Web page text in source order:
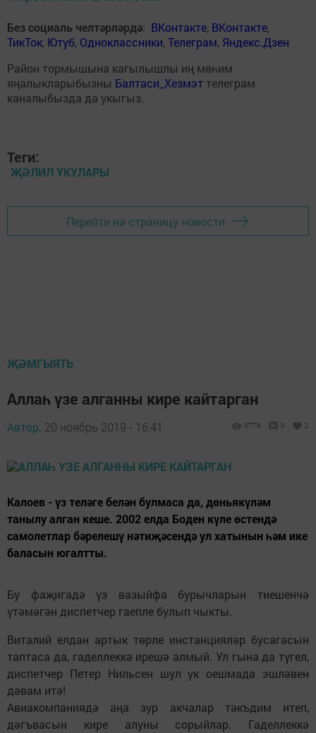
Без социаль челтәрләрдә: ВКонтакте, ВКонтакте,
ТикТок, Ютуб, Одноклассники,Телеграм, Яндекс.Дзен
Район тормышына кагылышлы иң мөһим
яңалыкларыбызны Балтаси_Хезмэт телеграм
каналыбызда да укыгыз.
Теги:
ҖӘЛИЛ УКУЛАРЫ
Перейти на страницу новости
ҖӘМГЫЯТЬ
Аллаһ үзе алганны кире кайтарган
Автор, 20 ноябрь 2019 - 16:41 3778 0 2
Калоев - үз теләге белән булмаса да, дөньякүләм
танылу алган кеше. 2002 елда Боден күле өстендә
самолетлар бәрелешү нәтиҗәсендә ул хатынын һәм ике
баласын югалтты.
Бу фаҗигадә үз вазыйфа бурычларын тиешенчә
үтәмәгән диспетчер гаепле булып чыкты.
Виталий елдан артык төрле инстанцияләр бусагасын
таптаса да, гаделлеккә ирешә алмый. Ул гына да түгел,
диспетчер Петер Нильсен шул ук оешмада эшләвен
дәвам итә!
Авиакомпаниядә аңа зур акчалар тәкъдим итеп,
дәгъвасын кире алуны сорыйлар. Гаделлеккә